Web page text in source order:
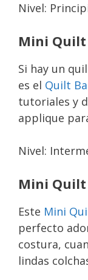
Nivel:
Mini
Si hay un
es el Quilt
tutoriales y
applique
Nivel:
Mini Quilt
Este Mini
perfecto
costura,
lindas